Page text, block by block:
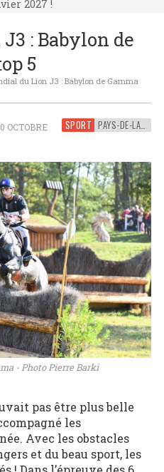
2027 !
2027 !
: Babylon de
5
du Lion J3 : Babylon de Gamma
SPORT PAYS-DE-LA-LOIRE
OCTOBRE
- Photo Pierre Barki
pas être plus belle
les
Avec les obstacles
et du beau sport, les